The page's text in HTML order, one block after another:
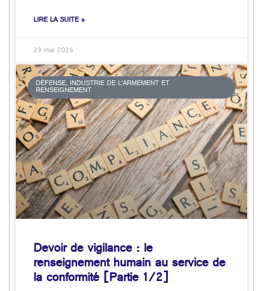
LIRE LA SUITE »
29 mai 2026
DÉFENSE, INDUSTRIE DE L’ARMEMENT ET
RENSEIGNEMENT
Devoir de vigilance : le
renseignement humain au service de
la conformité [Partie 1/2]